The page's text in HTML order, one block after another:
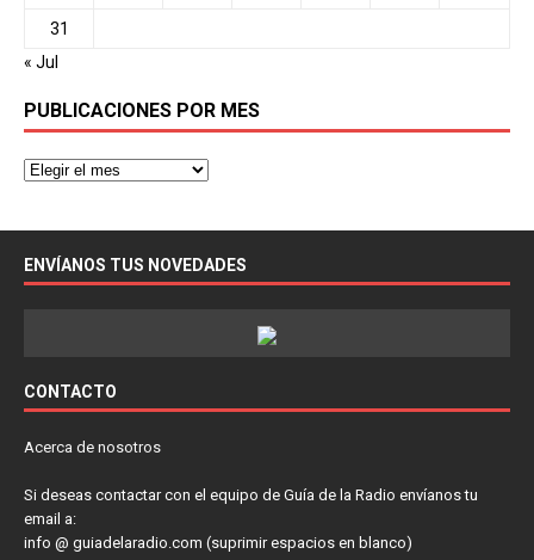
31
« Jul
PUBLICACIONES POR MES
ENVÍANOS TUS NOVEDADES
CONTACTO
Acerca de nosotros
Si deseas contactar con el equipo de Guía de la Radio envíanos tu
email a:
info @ guiadelaradio.com (suprimir espacios en blanco)